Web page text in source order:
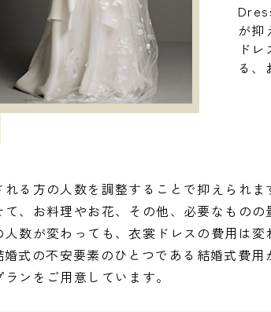
が抑
ド
る、
る方の人数を調整することで抑えられま
、お料理やお花、その他、必要なものの
数が変わっても、衣裳ドレスの費用は変
式の不安要素のひとつである結婚式費用
ンをご用意しています。